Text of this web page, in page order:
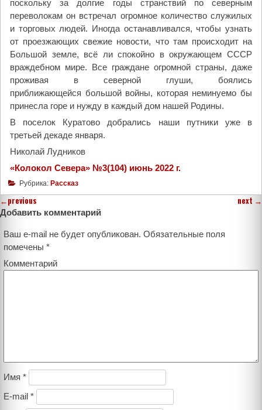
поскольку за долгие годы странствий по северным
переволокам он встречал огромное количество служилых
и торговых людей. Иногда останавливался, чтобы узнать
от проезжающих свежие новости, что там происходит на
Большой земле, всё ли спокойно в окружающем СССР
враждебном мире. Все граждане огромной страны, даже
проживая в северной глуши, боялись
приближающейся большой войны, которая неминуемо бы
принесла горе и нужду в каждый дом нашей Родины.
В поселок Куратово добрались наши путники уже в
третьей декаде января.
Николай Лудников
«Колокол Севера» №3(104) июнь 2022 г.
Рубрика: Рассказ
←previous next →
Добавить комментарий
Ваш e-mail не будет опубликован. Обязательные поля
помечены *
Комментарий
Имя *
E-mail *